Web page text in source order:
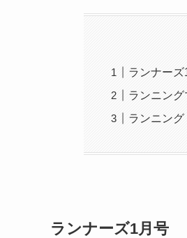
ランナーズ
ランニン
ランニン
ランナーズ1月号